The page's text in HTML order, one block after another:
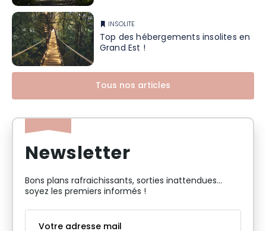
INSOLITE
Top des hébergements insolites en
Grand Est !
Tous nos articles
Newsletter
Bons plans rafraichissants, sorties inattendues…
soyez les premiers informés !